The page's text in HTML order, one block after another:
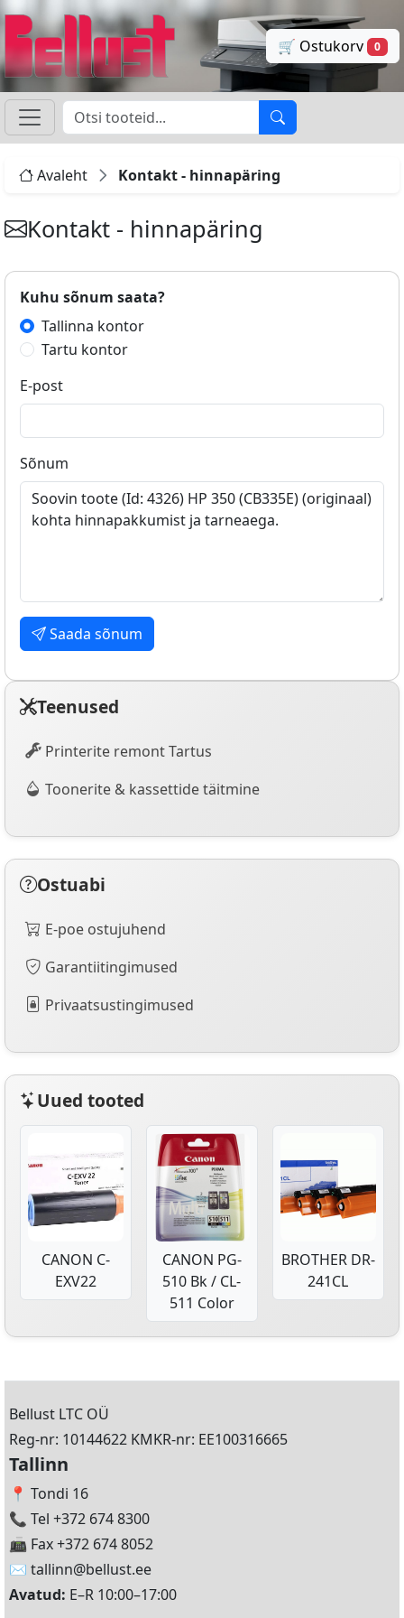
🛒 Ostukorv 0
Avaleht Kontakt - hinnapäring
Kontakt - hinnapäring
Kuhu sõnum saata?
Tallinna kontor
Tartu kontor
E-post
Sõnum
Saada sõnum
Teenused
Printerite remont Tartus
Toonerite & kassettide täitmine
Ostuabi
E-poe ostujuhend
Garantiitingimused
Privaatsustingimused
Uued tooted
CANON C-
EXV22
CANON PG-
510 Bk / CL-
511 Color
BROTHER DR-
241CL
Bellust LTC OÜ
Reg-nr: 10144622 KMKR-nr: EE100316665
Tallinn
📍 Tondi 16
📞 Tel +372 674 8300
📠 Fax +372 674 8052
✉️ tallinn@bellust.ee
Avatud: E–R 10:00–17:00